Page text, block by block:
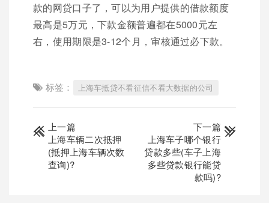
款的网贷口子了，可以为用户提供的借款额度
最高是5万元，下款金额普遍都在5000元左
右，使用期限是3-12个月，审核通过必下款。
标签： 上海车抵贷不看征信不看大数据的公司
上一篇
上海车辆二次抵押
(抵押上海车辆次数
查询)?
下一篇
上海车子哪个银行
贷款多些(车子上海
多些贷款银行能贷
款吗)?